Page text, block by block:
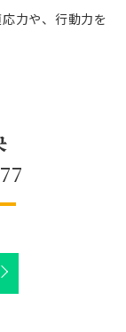
力や、行動力を